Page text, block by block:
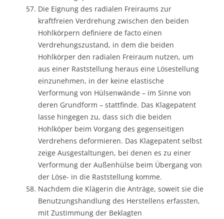
Die Eignung des radialen Freiraums zur
kraftfreien Verdrehung zwischen den beiden
Hohlkörpern definiere de facto einen
Verdrehungszustand, in dem die beiden
Hohlkörper den radialen Freiraum nutzen, um
aus einer Raststellung heraus eine Lösestellung
einzunehmen, in der keine elastische
Verformung von Hülsenwände – im Sinne von
deren Grundform – stattfinde. Das Klagepatent
lasse hingegen zu, dass sich die beiden
Hohlköper beim Vorgang des gegenseitigen
Verdrehens deformieren. Das Klagepatent selbst
zeige Ausgestaltungen, bei denen es zu einer
Verformung der Außenhülse beim Übergang von
der Löse- in die Raststellung komme.
Nachdem die Klägerin die Anträge, soweit sie die
Benutzungshandlung des Herstellens erfassten,
mit Zustimmung der Beklagten